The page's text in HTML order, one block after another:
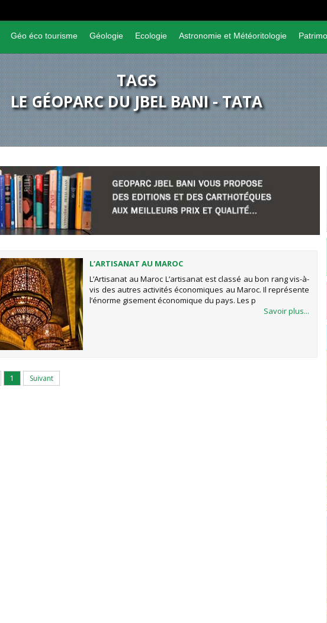
Géo éco tourisme Géologie Ecologie Astronomie et Météoritologie
TAGS
LE GÉOPARC DU JBEL BANI - TATA
L’ARTISANAT AU MAROC
L’Artisanat au Maroc L’artisanat est classé au bon rang vis-à-
vis des autres activités économiques au Maroc. Il représente
l’énorme gisement économique du pays. Les p
Savoir plus...
1 Suivant